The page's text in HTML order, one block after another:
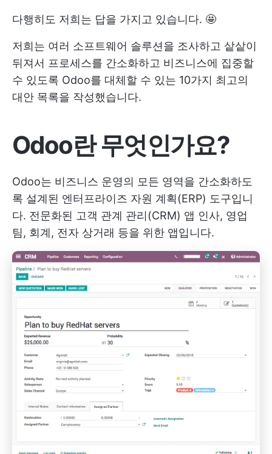
다행히도 저희는 답을 가지고 있습니다. 🤩
저희는 여러 소프트웨어 솔루션을 조사하고 샅샅이
뒤져서 프로세스를 간소화하고 비즈니스에 집중할
수 있도록 Odoo를 대체할 수 있는 10가지 최고의
대안 목록을 작성했습니다.
Odoo란 무엇인가요?
Odoo는 비즈니스 운영의 모든 영역을 간소화하도
록 설계된 엔터프라이즈 자원 계획(ERP) 도구입니
다. 전문화된 고객 관계 관리(CRM) 앱 인사, 영업
팀, 회계, 전자 상거래 등을 위한 앱입니다.